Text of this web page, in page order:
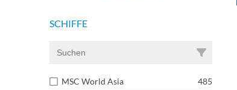
SCHIFFE
MSC World Asia 485